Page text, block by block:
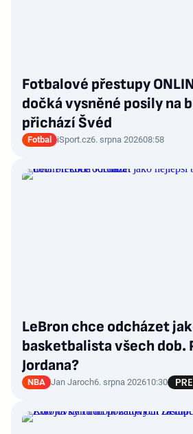
Fotbalové přestupy
dočká vysněné posily na
přichází Švéd
Fotbal iSport.cz6. srpna 202608:58
LeBron chce odcházet
basketbalista všech dob.
Jordana?
NBA Jan Jaroch6. srpna 202610:30